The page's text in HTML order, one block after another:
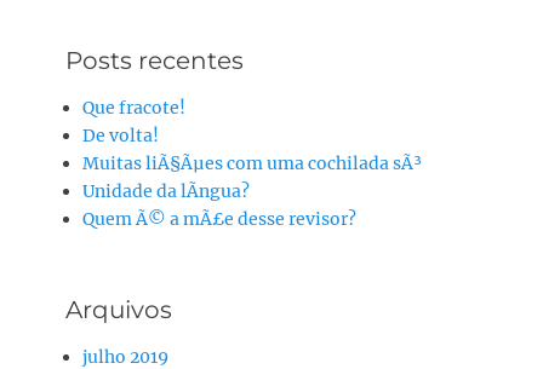
Posts recentes
Que fracote!
De volta!
Muitas liÃ§Ãµes com uma cochilada sÃ³
Unidade da lÃ­ngua?
Quem Ã© a mÃ£e desse revisor?
Arquivos
julho 2019